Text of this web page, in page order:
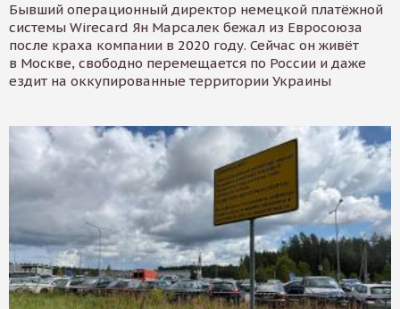
Бывший операционный директор немецкой платёжной
системы Wirecard Ян Марсалек бежал из Евросоюза
после краха компании в 2020 году. Сейчас он живёт
в Москве, свободно перемещается по России и даже
ездит на оккупированные территории Украины